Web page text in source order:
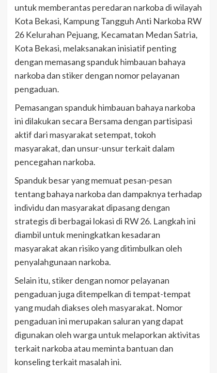
untuk memberantas peredaran narkoba di wilayah
Kota Bekasi, Kampung Tangguh Anti Narkoba RW
26 Kelurahan Pejuang, Kecamatan Medan Satria,
Kota Bekasi, melaksanakan inisiatif penting
dengan memasang spanduk himbauan bahaya
narkoba dan stiker dengan nomor pelayanan
pengaduan.
Pemasangan spanduk himbauan bahaya narkoba
ini dilakukan secara Bersama dengan partisipasi
aktif dari masyarakat setempat, tokoh
masyarakat, dan unsur-unsur terkait dalam
pencegahan narkoba.
Spanduk besar yang memuat pesan-pesan
tentang bahaya narkoba dan dampaknya terhadap
individu dan masyarakat dipasang dengan
strategis di berbagai lokasi di RW 26. Langkah ini
diambil untuk meningkatkan kesadaran
masyarakat akan risiko yang ditimbulkan oleh
penyalahgunaan narkoba.
Selain itu, stiker dengan nomor pelayanan
pengaduan juga ditempelkan di tempat-tempat
yang mudah diakses oleh masyarakat. Nomor
pengaduan ini merupakan saluran yang dapat
digunakan oleh warga untuk melaporkan aktivitas
terkait narkoba atau meminta bantuan dan
konseling terkait masalah ini.